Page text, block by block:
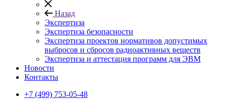
Назад
Экспертиза
Экспертиза безопасности
Экспертиза проектов нормативов допустимых
выбросов и сбросов радиоактивных веществ
Экспертиза и аттестация программ для ЭВМ
Новости
Контакты
+7 (499) 753-05-48